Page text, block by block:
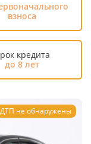
взноса
кредита
до 8 лет
ДТП не обнаружены